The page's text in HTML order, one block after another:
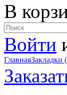
В
Войти
ГлавнаяЗакладки